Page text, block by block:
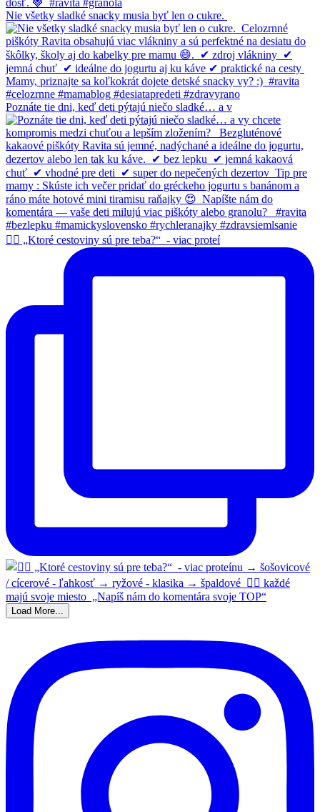
Nie všetky sladké snacky musia byť len o cukre.⁠ ⁠
Poznáte tie dni, keď deti pýtajú niečo sladké… a v
👉🏻 „Ktoré cestoviny sú pre teba?“⁠ ⁠ - viac proteí
Load More...